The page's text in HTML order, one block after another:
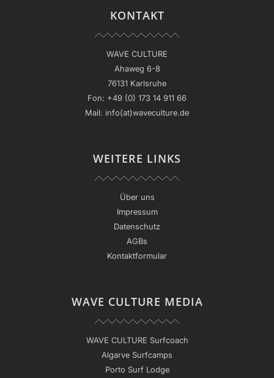
KONTAKT
WAVE CULTURE
Ahaweg 6-8
76131 Karlsruhe
Fon: +49 (0) 173 14 911 66
Mail: info(at)waveculture.de
WEITERE LINKS
Über uns
Impressum
Datenschutz
AGBs
Kontaktformular
WAVE CULTURE MEDIA
WAVE CULTURE Surfcoach
Algarve Surfcamps
Porto Surf Lodge